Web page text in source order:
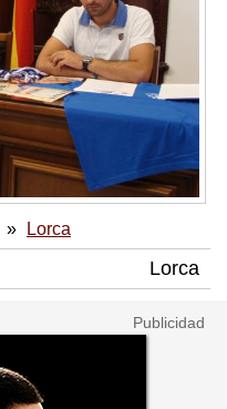
Lorca
Lorca